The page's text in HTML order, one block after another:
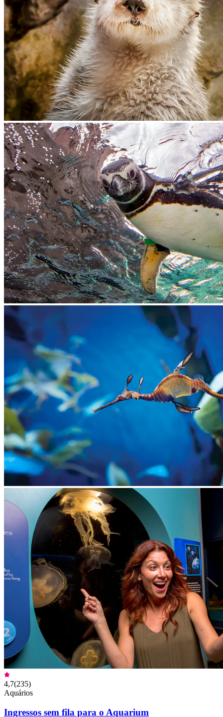
4,7(235)
Aquários
Ingressos sem fila para o Aquarium